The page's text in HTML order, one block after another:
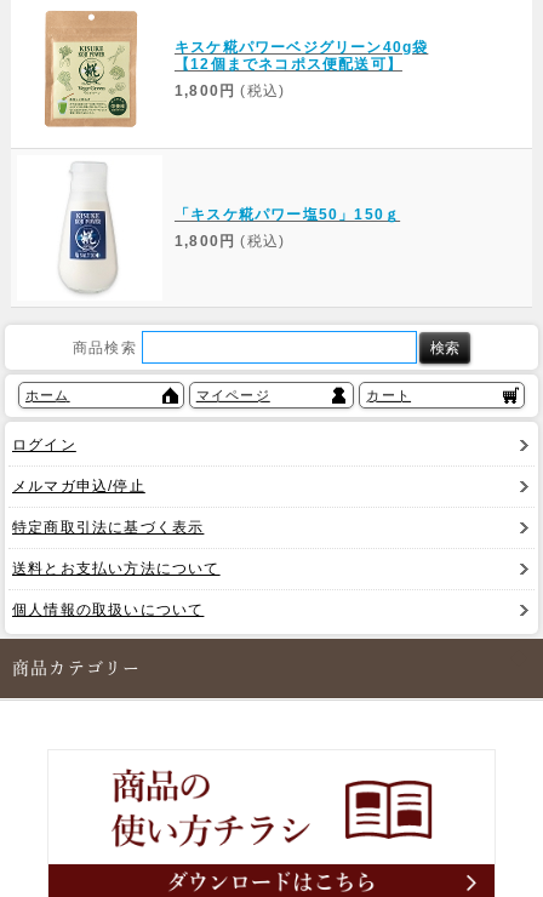
キスケ糀パワーベジグリーン40g袋
【12個までネコポス便配送可】
1,800円 (税込)
「キスケ糀パワー塩50」150ｇ
1,800円 (税込)
商品検索
ホーム マイページ カート
ログイン
メルマガ申込/停止
特定商取引法に基づく表示
送料とお支払い方法について
個人情報の取扱いについて
商品カテゴリー